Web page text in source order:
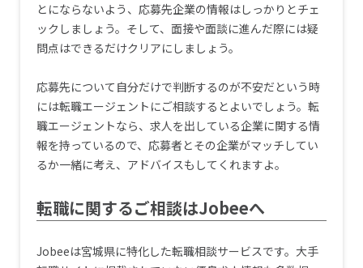
とにならないよう、応募先企業の情報はしっかりとチェ
ックしましょう。そして、面接や面談に進んだ際には疑
問点はできるだけクリアにしましょう。
応募先について自分だけで判断するのが不安だという時
には転職エージェントにご相談するとよいでしょう。転
職エージェントなら、求人を出している企業に関する情
報を持っているので、応募者とその企業がマッチしてい
るか一緒に考え、アドバイスもしてくれますよ。
転職に関するご相談はJobeeへ
Jobeeは宮城県に特化した転職相談サービスです。大手